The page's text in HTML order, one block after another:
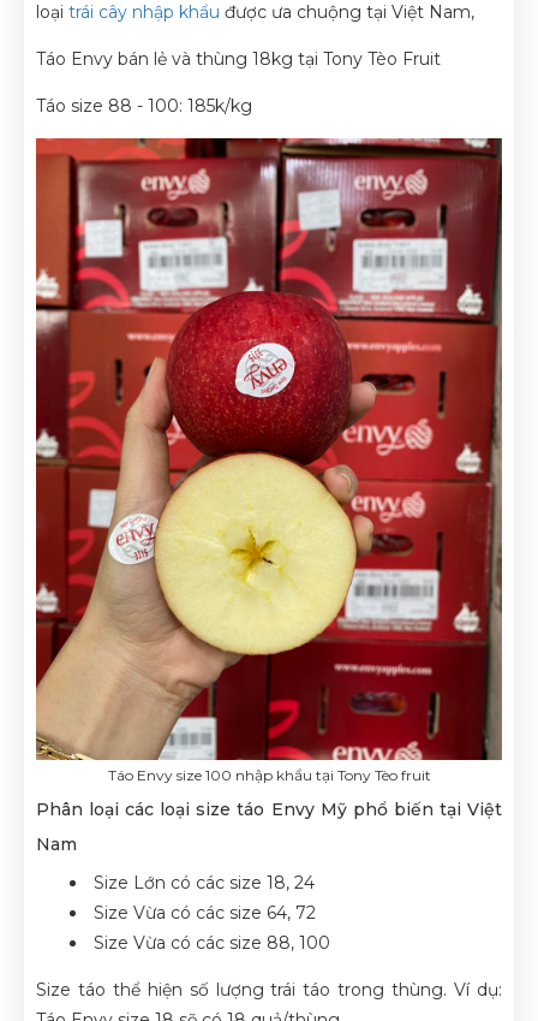
loại trái cây nhập khẩu được ưa chuộng tại Việt Nam,
Táo Envy bán lẻ và thùng 18kg tại Tony Tèo Fruit
Táo size 88 - 100: 185k/kg
Táo Envy size 100 nhập khẩu tại Tony Tèo fruit
Phân loại các loại size táo Envy Mỹ phổ biến tại Việt
Nam
Size Lớn có các size 18, 24
Size Vừa có các size 64, 72
Size Vừa có các size 88, 100
Size táo thể hiện số lượng trái táo trong thùng. Ví dụ: